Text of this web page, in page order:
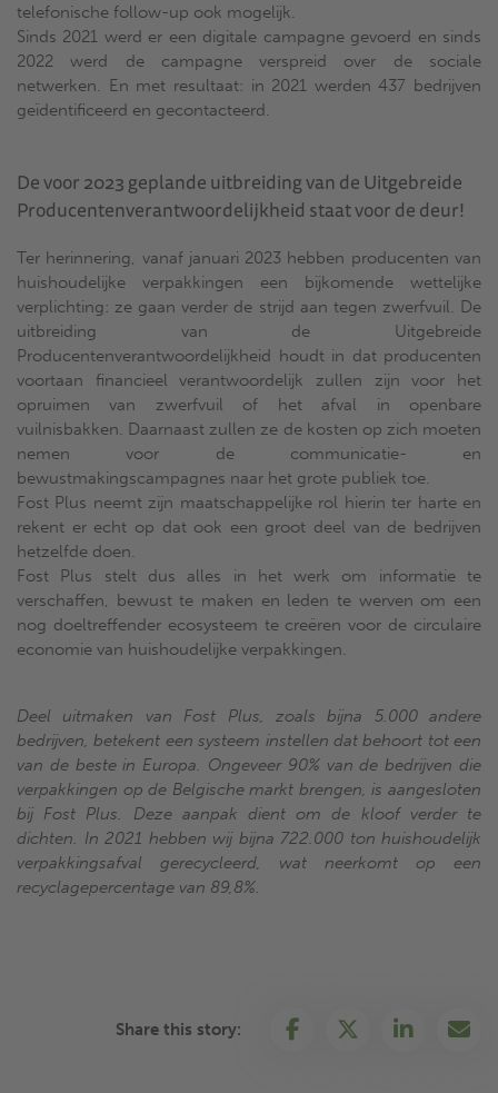
telefonische follow-up ook mogelijk.
Sinds 2021 werd er een digitale campagne gevoerd en sinds
2022 werd de campagne verspreid over de sociale
netwerken. En met resultaat: in 2021 werden 437 bedrijven
geïdentificeerd en gecontacteerd.
De voor 2023 geplande uitbreiding van de Uitgebreide
Producentenverantwoordelijkheid staat voor de deur!
Ter herinnering, vanaf januari 2023 hebben producenten van
huishoudelijke verpakkingen een bijkomende wettelijke
verplichting: ze gaan verder de strijd aan tegen zwerfvuil. De
uitbreiding van de Uitgebreide
Producentenverantwoordelijkheid houdt in dat producenten
voortaan financieel verantwoordelijk zullen zijn voor het
opruimen van zwerfvuil of het afval in openbare
vuilnisbakken. Daarnaast zullen ze de kosten op zich moeten
nemen voor de communicatie- en
bewustmakingscampagnes naar het grote publiek toe.
Fost Plus neemt zijn maatschappelijke rol hierin ter harte en
rekent er echt op dat ook een groot deel van de bedrijven
hetzelfde doen.
Fost Plus stelt dus alles in het werk om informatie te
verschaffen, bewust te maken en leden te werven om een
nog doeltreffender ecosysteem te creëren voor de circulaire
economie van huishoudelijke verpakkingen.
Deel uitmaken van Fost Plus, zoals bijna 5.000 andere
bedrijven, betekent een systeem instellen dat behoort tot een
van de beste in Europa. Ongeveer 90% van de bedrijven die
verpakkingen op de Belgische markt brengen, is aangesloten
bij Fost Plus. Deze aanpak dient om de kloof verder te
dichten. In 2021 hebben wij bijna 722.000 ton huishoudelijk
verpakkingsafval gerecycleerd, wat neerkomt op een
recyclagepercentage van 89,8%.
Share this story: